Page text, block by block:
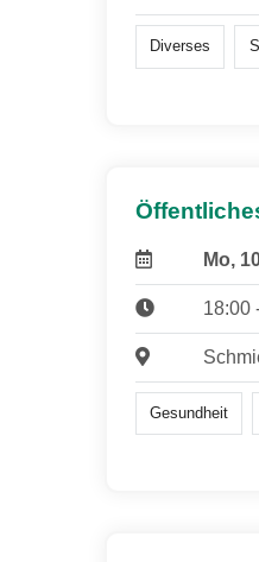
Diverses
Mo,
18:00
Gesundheit